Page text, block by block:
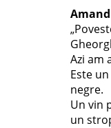
Azi am
Este
negre.
Un vin
un